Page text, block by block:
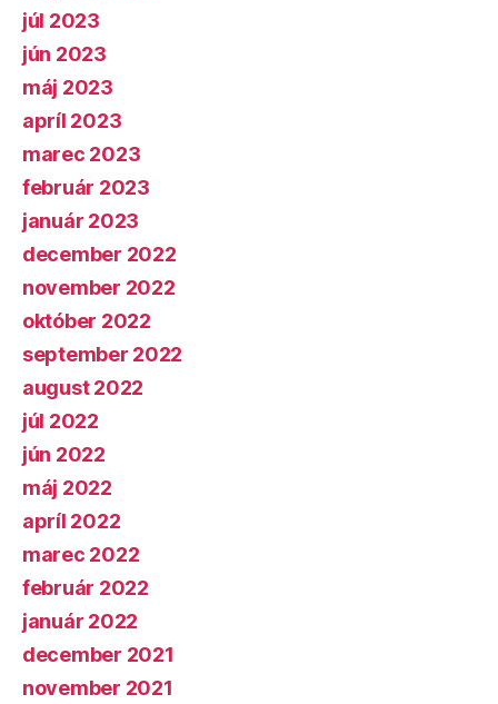
júl 2023
jún 2023
máj 2023
apríl 2023
marec 2023
február 2023
január 2023
december 2022
november 2022
október 2022
september 2022
august 2022
júl 2022
jún 2022
máj 2022
apríl 2022
marec 2022
február 2022
január 2022
december 2021
november 2021